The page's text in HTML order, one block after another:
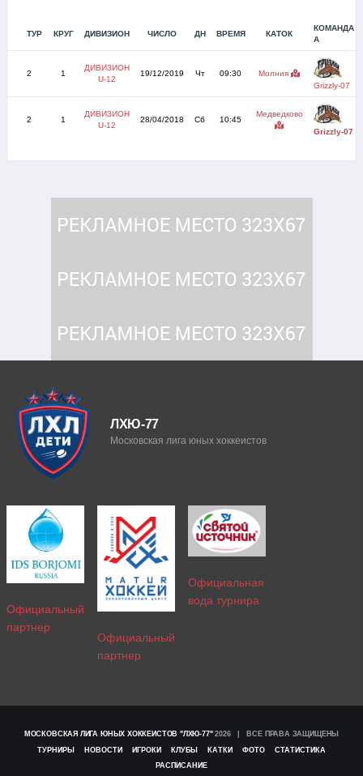
ТУР КРУГ ДИВИЗИОН ЧИСЛО ДН ВРЕМЯ КАТОК
КОМАНДА
А
2 1
ДИВИЗИОН
U-12
19/12/2019 Чт 09:30
Молния
Grizzly-07
2 1
ДИВИЗИОН
U-12
28/04/2018 Сб 10:45
Медведково
Grizzly-07
ЛХЮ-77
Московская лига юных хоккеистов
Официальный
партнер
Официальный
партнер
Официальная
вода турнира
МОСКОВСКАЯ ЛИГА ЮНЫХ ХОККЕИСТОВ "ЛХЮ-77"2026 | ВСЕ ПРАВА ЗАЩИЩЕНЫ
ТУРНИРЫ НОВОСТИ ИГРОКИ КЛУБЫ КАТКИ ФОТО
СТАТИСТИКА
РАСПИСАНИЕ